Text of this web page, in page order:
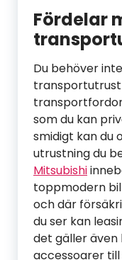
Fördelar
Du behöver
som du kan
smidigt kan du
utrustning du
Mitsubishi
toppmodern
och där
du ser kan
det gäller även
accessoarer